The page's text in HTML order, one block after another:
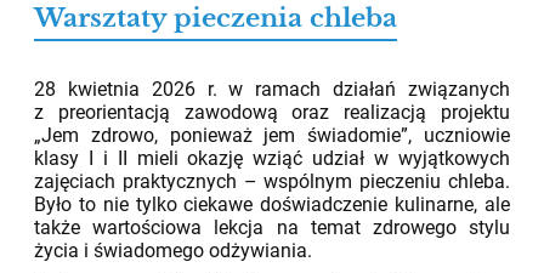
Warsztaty pieczenia chleba
28 kwietnia 2026 r. w ramach działań związanych
z preorientacją zawodową oraz realizacją projektu
„Jem zdrowo, ponieważ jem świadomie”, uczniowie
klasy I i II mieli okazję wziąć udział w wyjątkowych
zajęciach praktycznych – wspólnym pieczeniu chleba.
Było to nie tylko ciekawe doświadczenie kulinarne, ale
także wartościowa lekcja na temat zdrowego stylu
życia i świadomego odżywiania.